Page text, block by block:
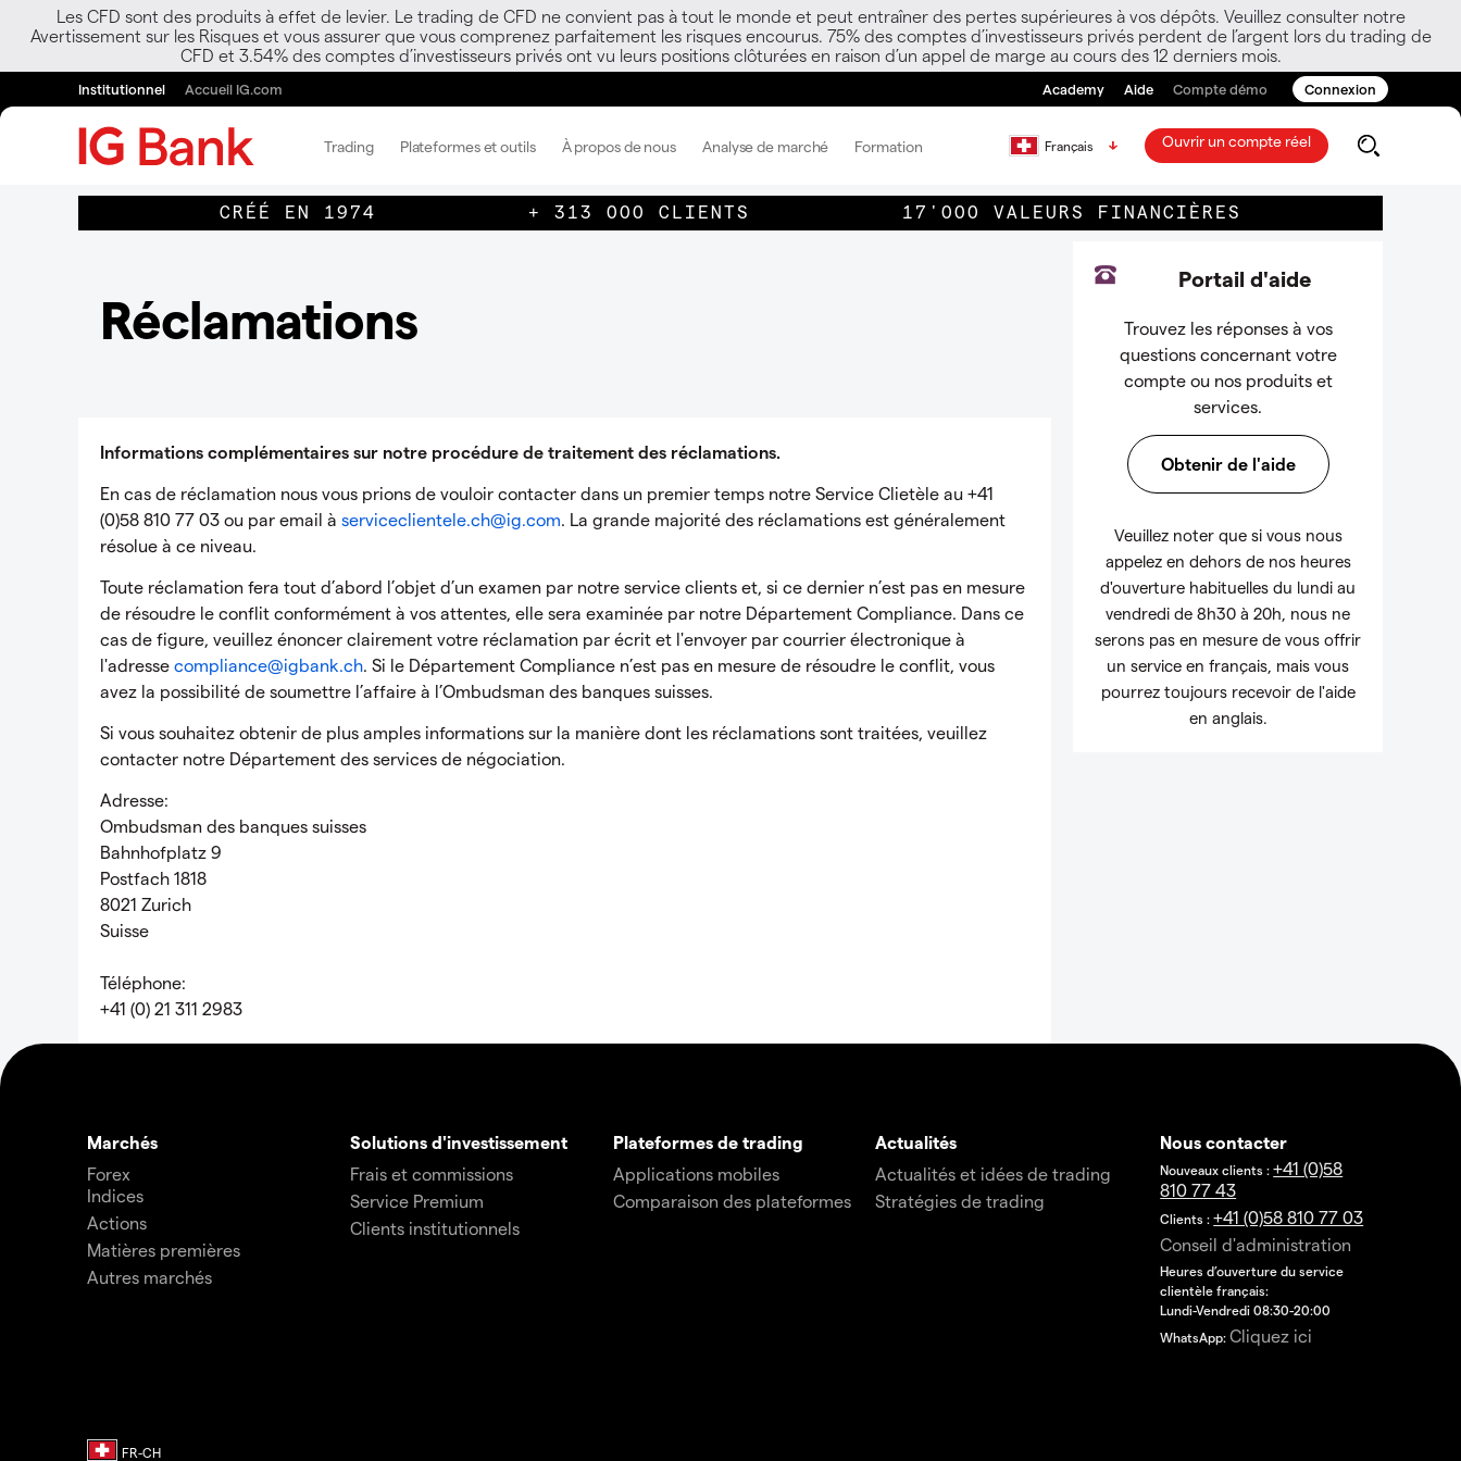
Les CFD sont des produits à effet de levier. Le trading de CFD ne convient pas à tout le monde et peut entraîner des pertes supérieures à vos dépôts. Veuillez consulter notre
Avertissement sur les Risques et vous assurer que vous comprenez parfaitement les risques encourus. 75% des comptes d’investisseurs privés perdent de l’argent lors du trading de
CFD et 3.54% des comptes d’investisseurs privés ont vu leurs positions clôturées en raison d’un appel de marge au cours des 12 derniers mois.
Institutionnel Accueil IG.com Academy Aide Compte démo Connexion
Trading Plateformes et outils À propos de nous Analyse de marché Formation Français Ouvrir un compte réel
CRÉÉ EN 1974 + 313 000 CLIENTS 17'000 VALEURS FINANCIÈRES
Réclamations
Informations complémentaires sur notre procédure de traitement des réclamations.
En cas de réclamation nous vous prions de vouloir contacter dans un premier temps notre Service Clietèle au +41
(0)58 810 77 03 ou par email à serviceclientele.ch@ig.com. La grande majorité des réclamations est généralement
résolue à ce niveau.
Toute réclamation fera tout d’abord l’objet d’un examen par notre service clients et, si ce dernier n’est pas en mesure
de résoudre le conflit conformément à vos attentes, elle sera examinée par notre Département Compliance. Dans ce
cas de figure, veuillez énoncer clairement votre réclamation par écrit et l'envoyer par courrier électronique à
l'adresse compliance@igbank.ch. Si le Département Compliance n’est pas en mesure de résoudre le conflit, vous
avez la possibilité de soumettre l’affaire à l’Ombudsman des banques suisses.
Si vous souhaitez obtenir de plus amples informations sur la manière dont les réclamations sont traitées, veuillez
contacter notre Département des services de négociation.
Adresse:
Ombudsman des banques suisses
Bahnhofplatz 9
Postfach 1818
8021 Zurich
Suisse
Téléphone:
+41 (0) 21 311 2983
Portail d'aide
Trouvez les réponses à vos
questions concernant votre
compte ou nos produits et
services.
Obtenir de l'aide
Veuillez noter que si vous nous
appelez en dehors de nos heures
d'ouverture habituelles du lundi au
vendredi de 8h30 à 20h, nous ne
serons pas en mesure de vous offrir
un service en français, mais vous
pourrez toujours recevoir de l'aide
en anglais.
Marchés
Forex
Indices
Actions
Matières premières
Autres marchés
Solutions d'investissement
Frais et commissions
Service Premium
Clients institutionnels
Plateformes de trading
Applications mobiles
Comparaison des plateformes
Actualités
Actualités et idées de trading
Stratégies de trading
Nous contacter
Nouveaux clients :+41 (0)58
810 77 43
Clients :+41 (0)58 810 77 03
Conseil d'administration
Heures d’ouverture du service
clientèle français:
Lundi-Vendredi 08:30-20:00
WhatsApp:Cliquez ici